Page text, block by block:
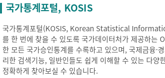
국가통계포털, KOSIS
국가통계포털(KOSIS, Korean Statistical
를 한 번에 찾을 수 있도록 국가데이터처가 제공하는
한 모든 국가승인통계를 수록하고 있으며, 국제금융
리한 검색기능, 일반인들도 쉽게 이해할 수 있는 다
정확하게 찾아보실 수 있습니다.